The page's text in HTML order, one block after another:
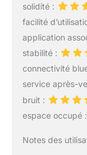
solidité :
facilité
application
stabilité :
connectivité
service après-
bruit :
espace occupé :
Notes des